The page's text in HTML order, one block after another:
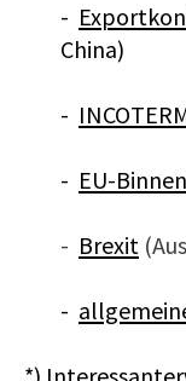
-
China)
-
- EU-
- Brexit
-